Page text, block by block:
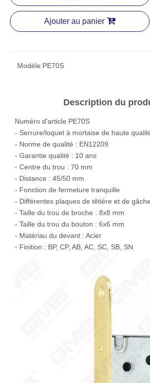
Ajouter au panier
Modèle:PE70S
Description du
Numéro d'article PE70S
- Serrure/loquet à mortaise de haute
- Norme de qualité : EN12209
- Garantie qualité : 10 ans
- Centre du trou : 70 mm
- Distance : 45/50 mm
- Fonction de fermeture tranquille
- Différentes plaques de têtière et de
- Taille du trou de broche : 8x8 mm
- Taille du trou du bouton : 6x6 mm
- Matériau du devant : Acier
- Finition : BP, CP, AB, AC, SC, SB, SN